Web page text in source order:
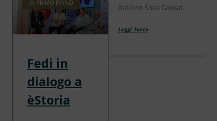
IN PRIMO PIANO
Fedi in
dialogo a
èStoria
Italiano Soka Gakkai.
Leggi Tutto